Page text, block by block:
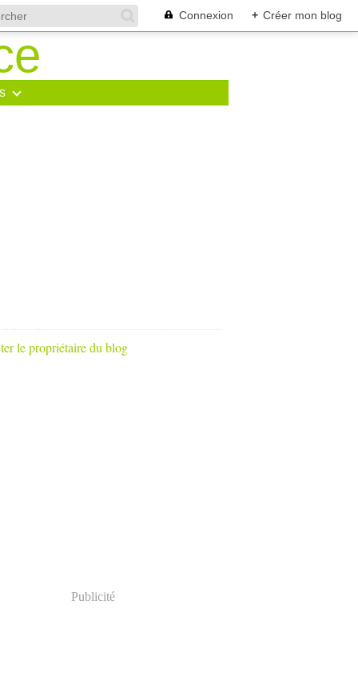
Connexion + Créer mon blog
le propriétaire du blog
Publicité